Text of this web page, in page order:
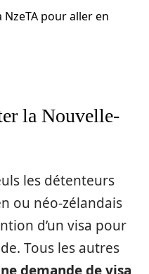
pour aller en
la Nouvelle-
les détenteurs
ou néo-zélandais
d’un visa pour
Tous les autres
demande de visa